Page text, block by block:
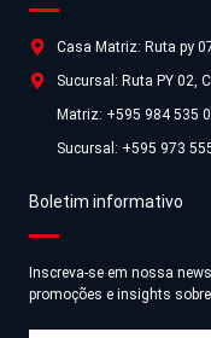
Casa Matriz: Ruta py
Sucursal: Ruta PY 02,
Matriz: +595 984 535
Sucursal: +595 973
Boletim informativo
Inscreva-se em nossa
promoções e insights